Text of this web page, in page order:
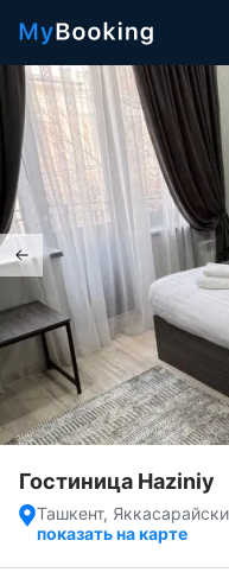
Гостиница Haziniy
Ташкент,
показать на карте